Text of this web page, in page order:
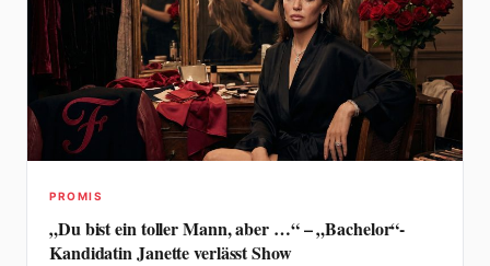
PROMIS
„Du bist ein toller Mann, aber …“ – „Bachelor“-
Kandidatin Janette verlässt Show